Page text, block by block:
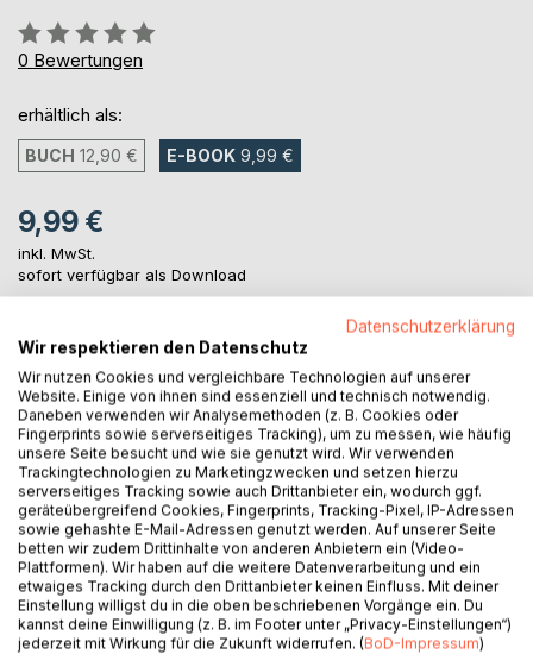
Bewertung::
0%
0 Bewertungen
erhältlich als:
BUCH 12,90 € E-BOOK 9,99 €
9,99 €
inkl. MwSt.
sofort verfügbar als Download
IN DEN WARENKORB
Auf die Merkliste
Titel bewerten
BESCHREIBUNG
Datenschutzerklärung
Wir respektieren den Datenschutz
Wir nutzen Cookies und vergleichbare Technologien auf unserer
Website. Einige von ihnen sind essenziell und technisch notwendig.
Daneben verwenden wir Analysemethoden (z. B. Cookies oder
Fingerprints sowie serverseitiges Tracking), um zu messen, wie häufig
unsere Seite besucht und wie sie genutzt wird. Wir verwenden
Trackingtechnologien zu Marketingzwecken und setzen hierzu
serverseitiges Tracking sowie auch Drittanbieter ein, wodurch ggf.
geräteübergreifend Cookies, Fingerprints, Tracking-Pixel, IP-Adressen
sowie gehashte E-Mail-Adressen genutzt werden. Auf unserer Seite
betten wir zudem Drittinhalte von anderen Anbietern ein (Video-
Plattformen). Wir haben auf die weitere Datenverarbeitung und ein
etwaiges Tracking durch den Drittanbieter keinen Einfluss. Mit deiner
Einstellung willigst du in die oben beschriebenen Vorgänge ein. Du
kannst deine Einwilligung (z. B. im Footer unter „Privacy-Einstellungen“)
jederzeit mit Wirkung für die Zukunft widerrufen. (BoD-Impressum)